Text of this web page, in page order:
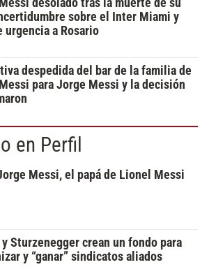
desolado tras la muerte de su
sobre el Inter Miami y
urgencia a Rosario
despedida del bar de la familia de
para Jorge Messi y la decisión
en Perfil
Messi, el papá de Lionel Messi
Sturzenegger crean un fondo para
y “ganar” sindicatos aliados